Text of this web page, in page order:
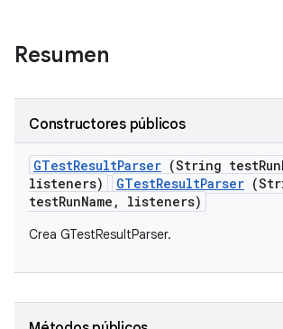
Resumen
Constructores públicos
GTestResultParser (String testRun
listeners)
GTestResultParser
testRunName, listeners)
Crea GTestResultParser.